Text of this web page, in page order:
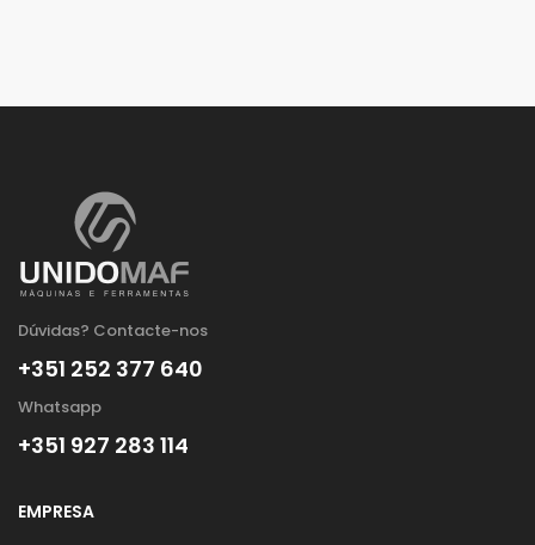
Dúvidas? Contacte-nos
+351 252 377 640
Whatsapp
+351 927 283 114
EMPRESA